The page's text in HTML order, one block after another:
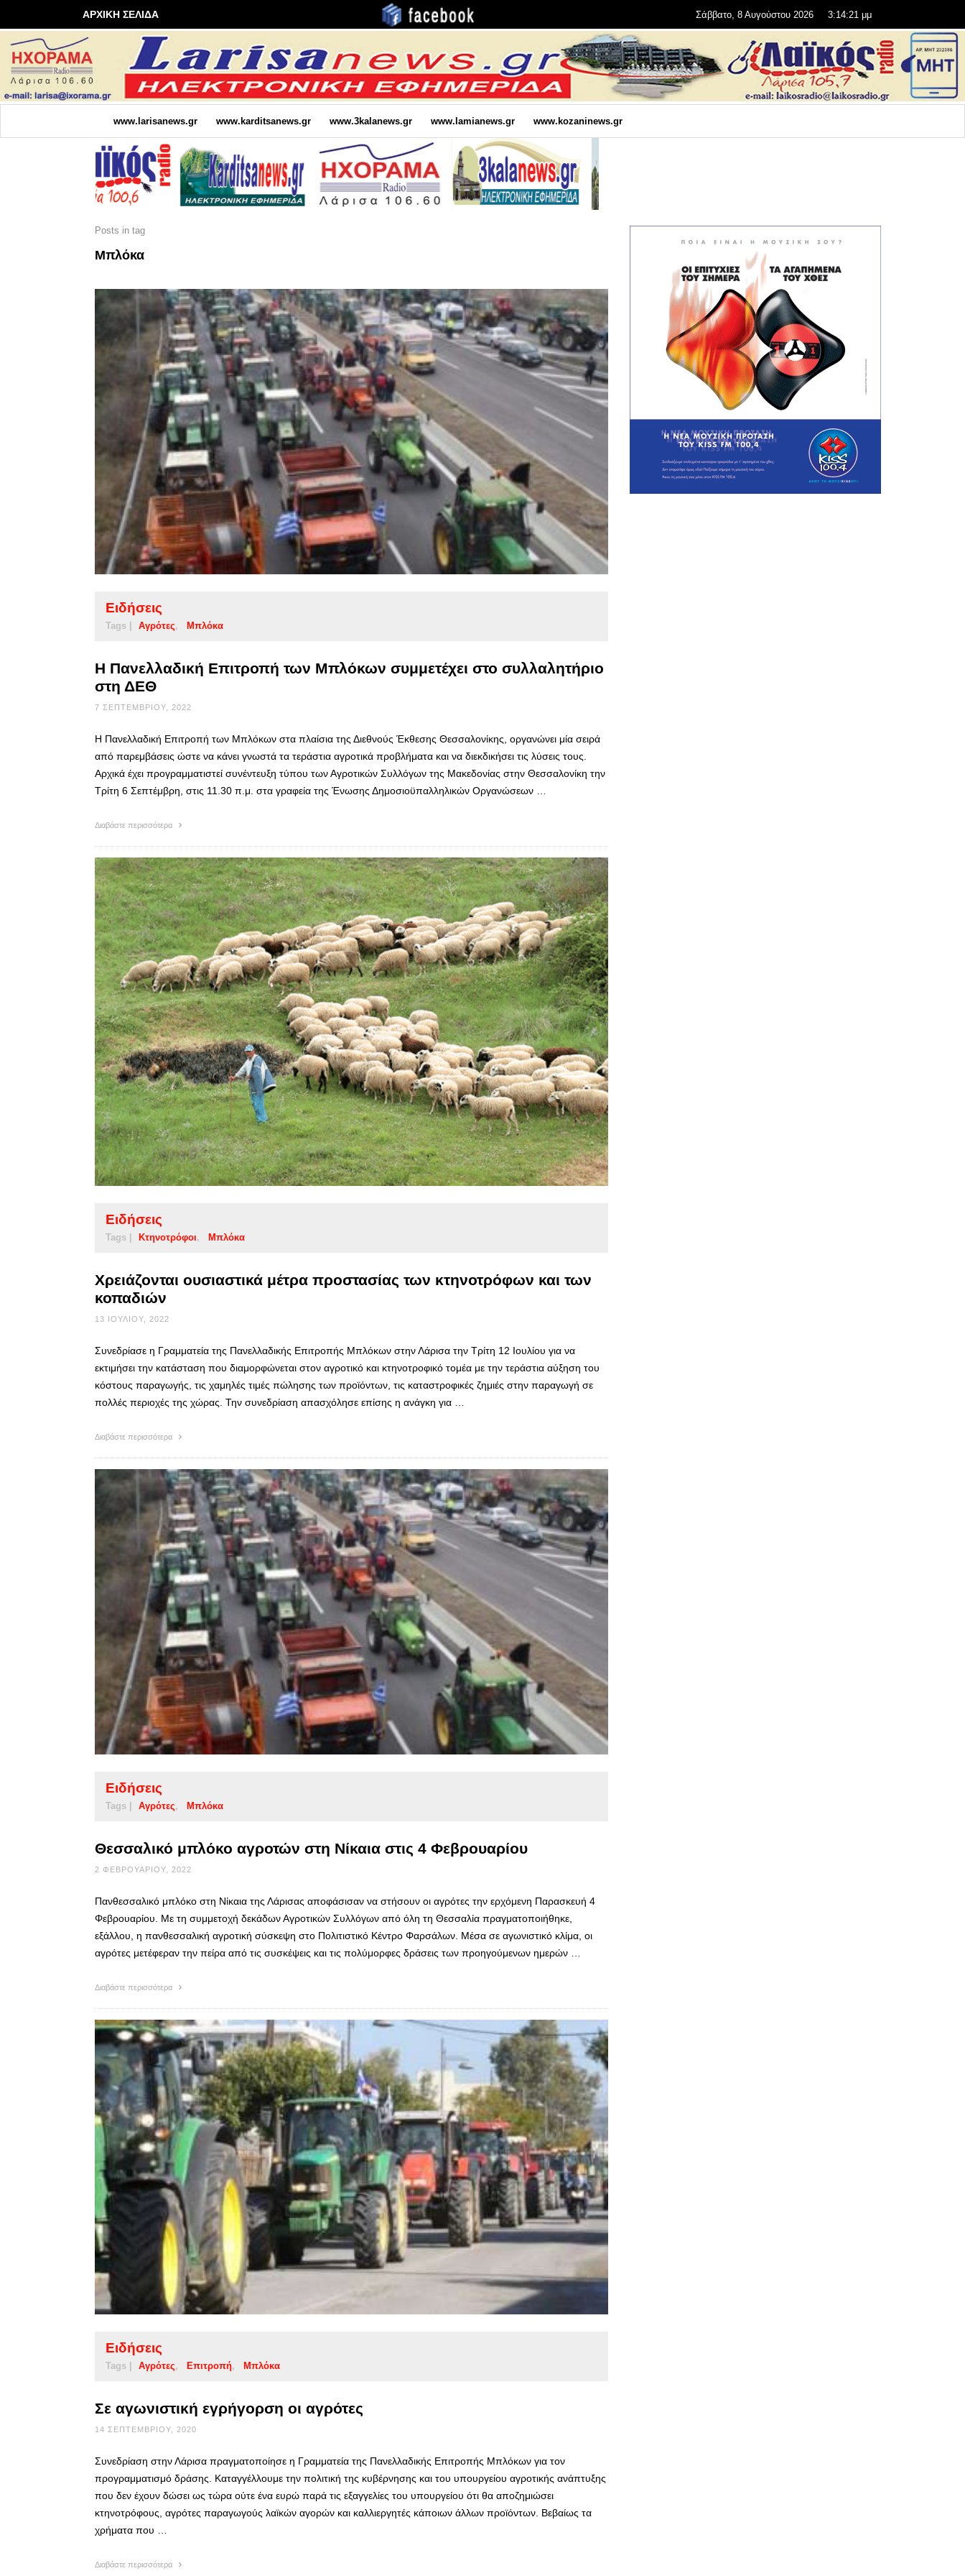
ΑΡΧΙΚΗ ΣΕΛΙΔΑ Σάββατο, 8 Αυγούστου 2026 3:14:23 μμ
www.larisanews.gr www.karditsanews.gr www.3kalanews.gr www.lamianews.gr www.kozaninews.gr
Posts in tag
Μπλόκα
Ειδήσεις
Tags | Αγρότες Μπλόκα
Η Πανελλαδική Επιτροπή των Μπλόκων συμμετέχει στο συλλαλητήριο
στη ΔΕΘ
7 ΣΕΠΤΕΜΒΡΊΟΥ, 2022
Η Πανελλαδική Επιτροπή των Μπλόκων στα πλαίσια της Διεθνούς Έκθεσης Θεσσαλονίκης, οργανώνει μία σειρά
από παρεμβάσεις ώστε να κάνει γνωστά τα τεράστια αγροτικά προβλήματα και να διεκδικήσει τις λύσεις τους.
Αρχικά έχει προγραμματιστεί συνέντευξη τύπου των Αγροτικών Συλλόγων της Μακεδονίας στην Θεσσαλονίκη την
Τρίτη 6 Σεπτέμβρη, στις 11.30 π.μ. στα γραφεία της Ένωσης Δημοσιοϋπαλληλικών Οργανώσεων …
Διαβάστε περισσότερα
Ειδήσεις
Tags | Κτηνοτρόφοι Μπλόκα
Χρειάζονται ουσιαστικά μέτρα προστασίας των κτηνοτρόφων και των
κοπαδιών
13 ΙΟΥΛΊΟΥ, 2022
Συνεδρίασε η Γραμματεία της Πανελλαδικής Επιτροπής Μπλόκων στην Λάρισα την Τρίτη 12 Ιουλίου για να
εκτιμήσει την κατάσταση που διαμορφώνεται στον αγροτικό και κτηνοτροφικό τομέα με την τεράστια αύξηση του
κόστους παραγωγής, τις χαμηλές τιμές πώλησης των προϊόντων, τις καταστροφικές ζημιές στην παραγωγή σε
πολλές περιοχές της χώρας. Την συνεδρίαση απασχόλησε επίσης η ανάγκη για …
Διαβάστε περισσότερα
Ειδήσεις
Tags | Αγρότες Μπλόκα
Θεσσαλικό μπλόκο αγροτών στη Νίκαια στις 4 Φεβρουαρίου
2 ΦΕΒΡΟΥΑΡΊΟΥ, 2022
Πανθεσσαλικό μπλόκο στη Νίκαια της Λάρισας αποφάσισαν να στήσουν οι αγρότες την ερχόμενη Παρασκευή 4
Φεβρουαρίου. Με τη συμμετοχή δεκάδων Αγροτικών Συλλόγων από όλη τη Θεσσαλία πραγματοποιήθηκε,
εξάλλου, η πανθεσσαλική αγροτική σύσκεψη στο Πολιτιστικό Κέντρο Φαρσάλων. Μέσα σε αγωνιστικό κλίμα, οι
αγρότες μετέφεραν την πείρα από τις συσκέψεις και τις πολύμορφες δράσεις των προηγούμενων ημερών …
Διαβάστε περισσότερα
Ειδήσεις
Tags | Αγρότες Επιτροπή Μπλόκα
Σε αγωνιστική εγρήγορση οι αγρότες
14 ΣΕΠΤΕΜΒΡΊΟΥ, 2020
Συνεδρίαση στην Λάρισα πραγματοποίησε η Γραμματεία της Πανελλαδικής Επιτροπής Μπλόκων για τον
προγραμματισμό δράσης. Καταγγέλλουμε την πολιτική της κυβέρνησης και του υπουργείου αγροτικής ανάπτυξης
που δεν έχουν δώσει ως τώρα ούτε ένα ευρώ παρά τις εξαγγελίες του υπουργείου ότι θα αποζημιώσει
κτηνοτρόφους, αγρότες παραγωγούς λαϊκών αγορών και καλλιεργητές κάποιων άλλων προϊόντων. Βεβαίως τα
χρήματα που …
Διαβάστε περισσότερα